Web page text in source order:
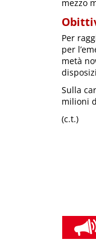
mezzo
Per
per
metà
Sulla
milioni
(c.t.)